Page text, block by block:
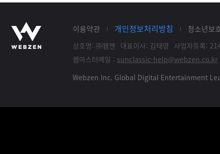
이용약관 개인정보처리방침 청소년보
상호명: ㈜웹젠 대표이사: 김태영
사업자등록:
웹마스터메일 : sunclassic-help@webzen.co.kr
Webzen Inc. Global Digital Entertainment